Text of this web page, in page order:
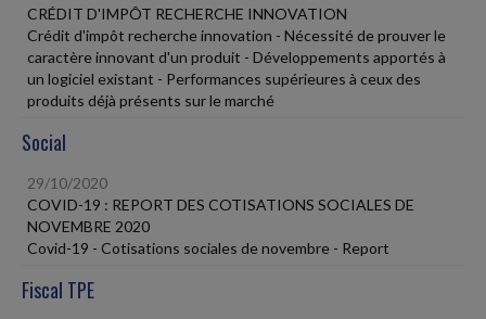
CRÉDIT D'IMPÔT RECHERCHE INNOVATION
Crédit d'impôt recherche innovation - Nécessité de prouver le
caractère innovant d'un produit - Développements apportés à
un logiciel existant - Performances supérieures à ceux des
produits déjà présents sur le marché
Social
29/10/2020
COVID-19 : REPORT DES COTISATIONS SOCIALES DE
NOVEMBRE 2020
Covid-19 - Cotisations sociales de novembre - Report
Fiscal TPE